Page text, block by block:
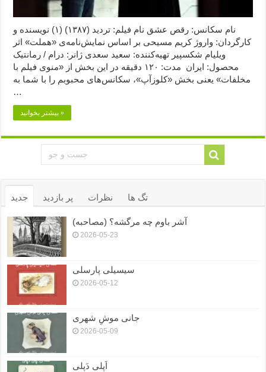
نام سکانس: رقص عشق نام فیلم: تردید (۱۳۸۷) (۱) نویسنده و
کارگردان: واروژ کریم مسیحی بر اساس نمایش‌نامه‌ی «هملت» اثر
ویلیام شکسپیر تهیه‌کننده: سعید سعدی ژانر: درام / رمانتیک
محصول: ایران مدت: ۱۲۰ دقیقه در این بخش از «منوی فیلم با
مخلفات» یعنی بخش «کلوزآپ»، سکانس‌های محبوبم را با شما به
…
بیشتر بخوانید »
جدید پر بازدید نظرات تگ ها
آشر باوم چه مرگشه؟ (مصاحبه)
2026-05-23
سیسیلی پارسلی
2026-05-12
جانی موشِ شهری
2026-05-09
اَپلی دَپلی